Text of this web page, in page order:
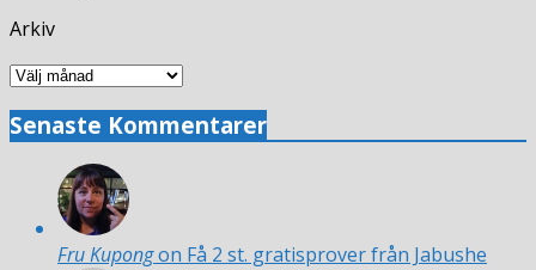
Arkiv
Arkiv
Senaste Kommentarer
Fru Kupongon Få 2 st. gratisprover från Jabushe